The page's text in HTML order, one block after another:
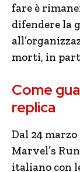
fare è
difendere la
morti, in
Come
replica
Dal 24
Marvel’s
italiano con